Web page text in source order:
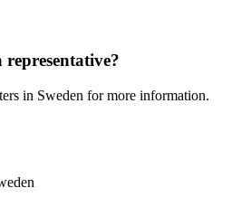
in Sweden for more information.